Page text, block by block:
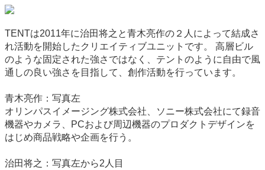
TENTは2011年に治田将之と青木亮作の２人によって結成さ
れ活動を開始したクリエイティブユニットです。 高層ビル
のような固定された強さではなく、テントのように自由で風
通しの良い強さを目指して、創作活動を行っています。
青木亮作：写真左
オリンパスイメージング株式会社、ソニー株式会社にて録音
機器やカメラ、PCおよび周辺機器のプロダクトデザインを
はじめ商品戦略や企画を行う。
治田将之：写真左から2人目